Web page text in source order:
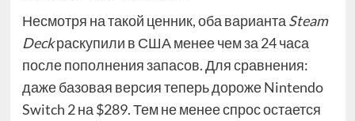
Несмотря на такой ценник, оба варианта Steam
Deckраскупили в США менее чем за 24 часа
после пополнения запасов. Для сравнения:
даже базовая версия теперь дороже Nintendo
Switch 2 на $289. Тем не менее спрос остается